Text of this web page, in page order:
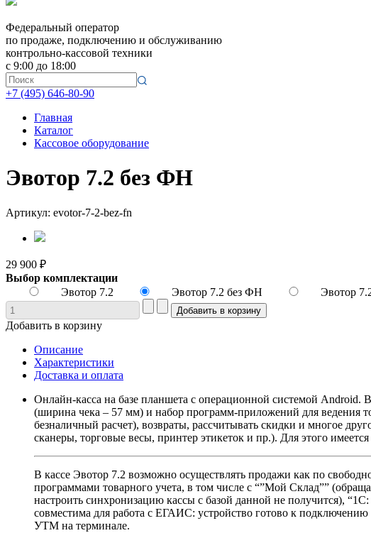
Федеральный оператор
по продаже, подключению и обслуживанию
контрольно-кассовой техники
с 9:00 до 18:00
+7 (495) 646-80-90
Главная
Каталог
Кассовое оборудование
Эвотор 7.2 без ФН
Артикул: evotor-7-2-bez-fn
29 900 ₽
Выбор комплектации
Эвотор 7.2
Эвотор 7.2 без ФН Эвотор
Добавить в корзину
Описание
Характеристики
Доставка и оплата
Онлайн-касса на базе планшета с операционной системой
(ширина чека – 57 мм) и набор программ-приложений для ведения
безналичный расчет), возвраты, рассчитывать скидки и многое
сканеры, торговые весы, принтер этикеток и пр.). Для этого
В кассе Эвотор 7.2 возможно осуществлять продажи как по
программами товарного учета, в том числе с “”Мой Склад””
настроить синхронизацию кассы с базой данной не получится),
совместима для работа с ЕГАИС: устройство готово к
УТМ на терминале.